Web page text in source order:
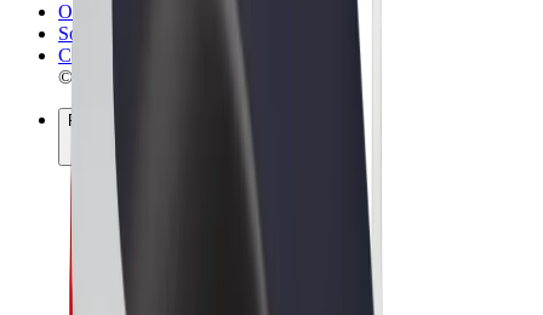
Obchodní podmínky
Soukromí
Cookies
© 2026 Bolt Technology OÜ
Produkty
Jízdy
Koloběžky
Bolt Market
Bolt Food